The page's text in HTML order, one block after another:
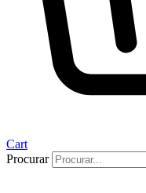
Cart
Procurar